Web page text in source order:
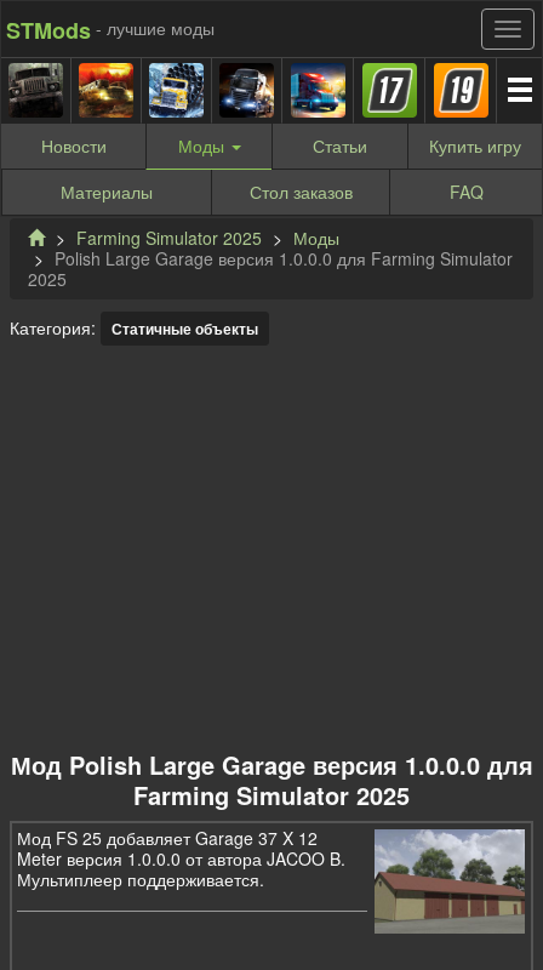
STMods - лучшие моды
Новости Моды Статьи Купить игру
Материалы
Стол заказов
FAQ
Farming Simulator 2025
Моды
Polish Large Garage версия 1.0.0.0 для Farming Simulator
2025
Категория: Статичные объекты
Мод Polish Large Garage версия 1.0.0.0 для
Farming Simulator 2025
Мод FS 25 добавляет Garage 37 X 12
Meter версия 1.0.0.0 от автора JACOO B.
Мультиплеер поддерживается.